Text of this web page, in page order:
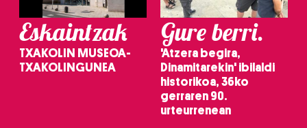
Eskaintzak
TXAKOLIN MUSEOA-
TXAKOLINGUNEA
Gure berri.
'Atzera begira,
Dinamitarekin' ibilaldi
historikoa, 36ko
gerraren 90.
urteurrenean